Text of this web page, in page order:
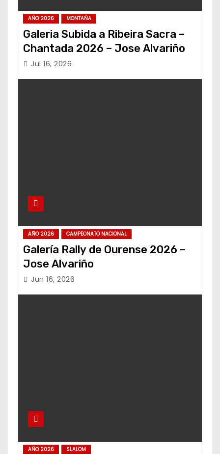
AÑO 2026 MONTAÑA
Galeria Subida a Ribeira Sacra –
Chantada 2026 – Jose Alvariño
Jul 16, 2026
AÑO 2026 CAMPEONATO NACIONAL
Galería Rally de Ourense 2026 –
Jose Alvariño
Jun 16, 2026
AÑO 2026 SLALOM